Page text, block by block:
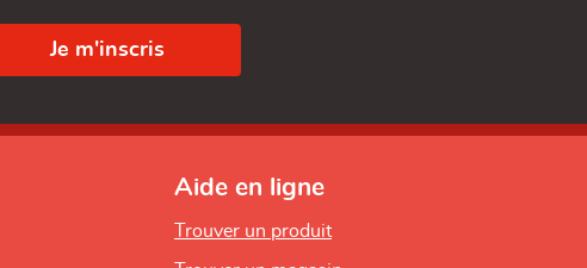
Aide en ligne
Trouver un produit